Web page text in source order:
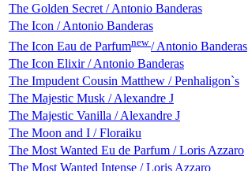
The Golden Secret / Antonio Banderas
The Icon / Antonio Banderas
The Icon Eau de Parfumnew/ Antonio Banderas
The Icon Elixir / Antonio Banderas
The Impudent Cousin Matthew / Penhaligon`s
The Majestic Musk / Alexandre J
The Majestic Vanilla / Alexandre J
The Moon and I / Floraiku
The Most Wanted Eu de Parfum / Loris Azzaro
The Most Wanted Intense / Loris Azzaro